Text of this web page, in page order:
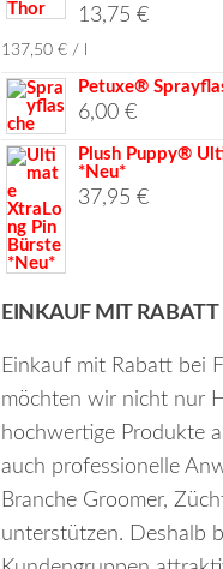
13,75 €
137,50 € /
Petuxe®
6,00 €
Plush Puppy®
*Neu*
37,95 €
EINKAUF MIT RABATT
Einkauf mit Rabatt bei
möchten wir nicht nur
hochwertige Produkte
auch professionelle
Branche Groomer,
unterstützen. Deshalb